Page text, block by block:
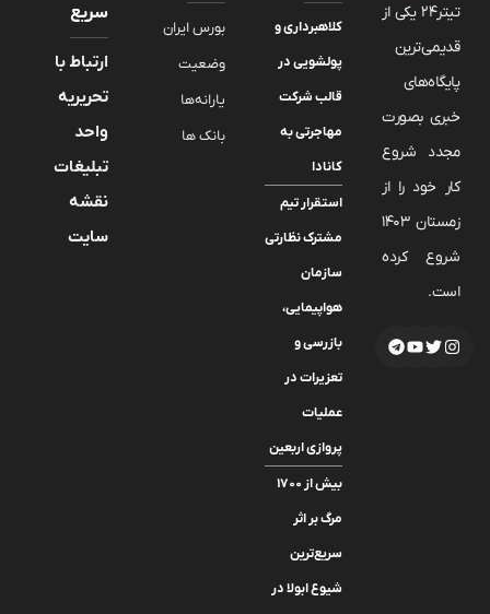
تیتر24 یکی از
قدیمی‌ترین
پایگاه‌های
خبری بصورت
مجدد شروع
کار خود را از
زمستان 1403
شروع کرده
است.
کلاهبرداری و
پولشویی در
قالب شرکت
مهاجرتی به
کانادا
استقرار تیم
مشترک نظارتی
سازمان
هواپیمایی،
بازرسی و
تعزیرات در
عملیات
پروازی اربعین
بیش از ۱۷۰۰
مرگ بر اثر
سریع‌ترین
شیوع ابولا در
بورس ایران
وضعیت
یارانه‌ها
بانک ها
سریع
ارتباط با
تحریریه
واحد
تبلیغات
نقشه
سایت